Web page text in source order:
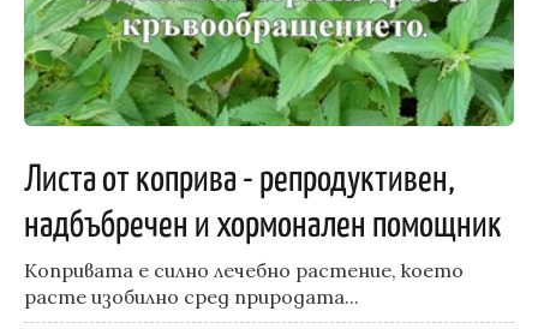
Листа от коприва - репродуктивен,
надбъбречен и хормонален помощник
Копривата е силно лечебно растение, което
расте изобилно сред природата...